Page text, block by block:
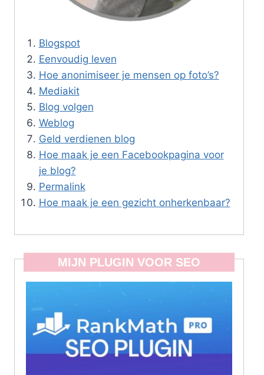
Blogspot
Eenvoudig leven
Hoe anonimiseer je mensen op foto’s?
Mediakit
Blog volgen
Weblog
Geld verdienen blog
Hoe maak je een Facebookpagina voor
je blog?
Permalink
Hoe maak je een gezicht onherkenbaar?
MIJN PLUGIN VOOR SEO